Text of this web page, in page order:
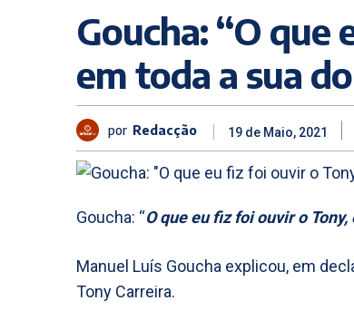
Goucha: “O
em toda a sua
por Redacção 19 de Maio, 2021
Goucha: “O que eu fiz foi ouvir o
Manuel Luís Goucha explicou, em
Tony Carreira.